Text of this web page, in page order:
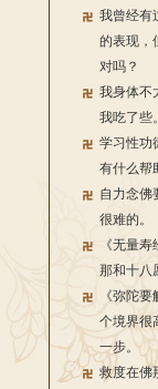
我曾经有
的表现，
对吗？
我身体不
我吃了些
学习性功
有什么帮
自力念佛
很难的。
《无量
那和十八
《弥陀
个境界很
一步。
救度在佛